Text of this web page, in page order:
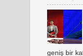
geniş bir